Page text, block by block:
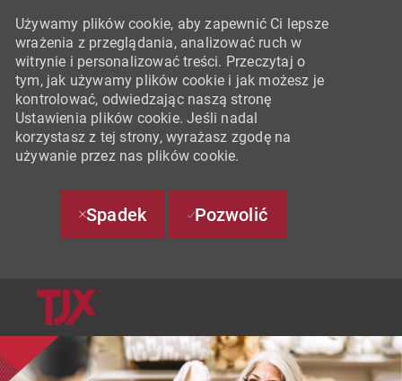
Używamy plików cookie, aby zapewnić Ci lepsze
wrażenia z przeglądania, analizować ruch w
witrynie i personalizować treści. Przeczytaj o
tym, jak używamy plików cookie i jak możesz je
kontrolować, odwiedzając naszą stronę
Ustawienia plików cookie. Jeśli nadal
korzystasz z tej strony, wyrażasz zgodę na
używanie przez nas plików cookie.
Spadek Pozwolić